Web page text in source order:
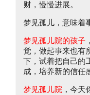
财，慢慢进展。
梦见孤儿，意味着
梦见孤儿院的孩子
觉，做起事来也有
下，试着把自己的
成，培养新的信任
梦见孤儿院 ，今